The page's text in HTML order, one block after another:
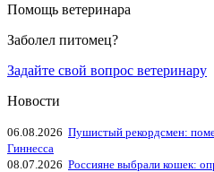
Помощь ветеринара
Заболел питомец?
Задайте свой вопрос ветеринару
Новости
06.08.2026 Пушистый рекордсмен:
Гиннесса
08.07.2026 Россияне выбрали кошек: